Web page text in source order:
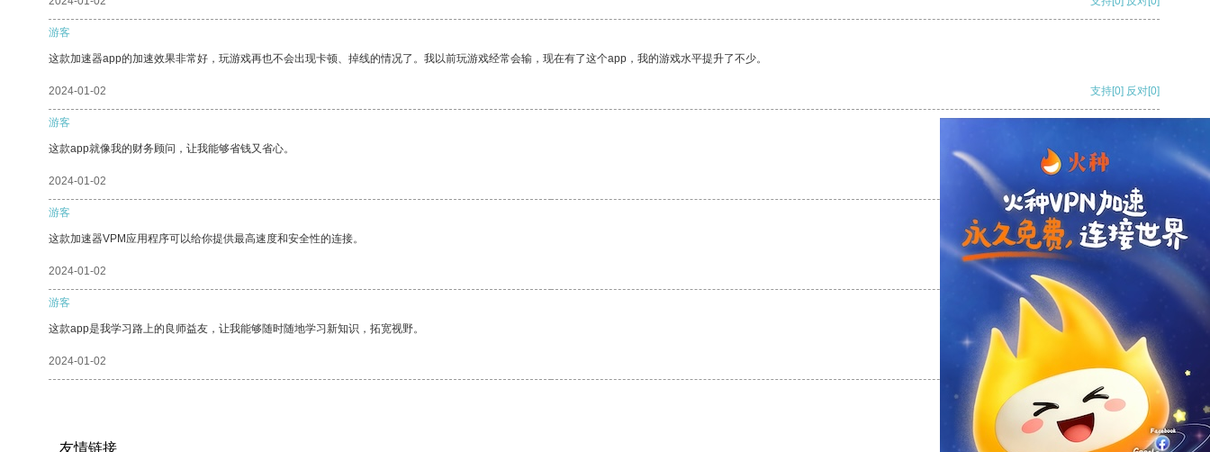
游客
这款加速器app的加速效果非常好，玩游戏再也不会出现卡顿、掉线的情况了。我以前玩游戏经常会输，现在有了这个app，我的游戏水平提升了不少。
2024-01-02 支持[0] 反对[0]
游客
这款app就像我的财务顾问，让我能够省钱又省心。
2024-01-02
游客
这款加速器VPM应用程序可以给你提供最高速度和安全性的连接。
2024-01-02 反对
游客
这款app是我学习路上的良师益友，让我能够随时随地学习新知识，拓宽视野。
2024-01-02 反对[0]
友情链接